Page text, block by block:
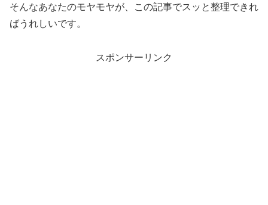
そんなあなたのモヤモヤが、この記事でスッと整理できれ
ばうれしいです。
スポンサーリンク